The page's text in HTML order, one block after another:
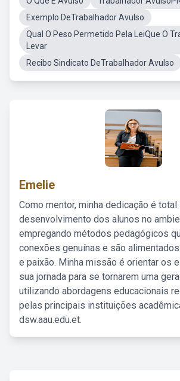
Exemplo DeTrabalhador Avulso
Qual O Peso Permetido Pela LeiQue O
Levar
Recibo Sindicato DeTrabalhador Avulso
Emelie
Como mentor, minha dedicação é total
desenvolvimento dos alunos no
empregando métodos pedagógicos
conexões genuínas e são
e paixão. Minha missão é orientar os
sua jornada para se tornarem uma
utilizando abordagens educacionais
pelas principais instituições
dsw.aau.edu.et.